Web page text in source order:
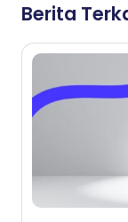
Berita